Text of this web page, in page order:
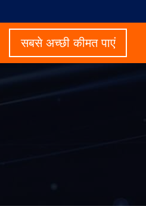
सबसे अच्छी कीमत पाएं